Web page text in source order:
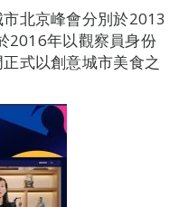
北京峰會分別於2013
2016年以觀察員身份
式以創意城市美食之